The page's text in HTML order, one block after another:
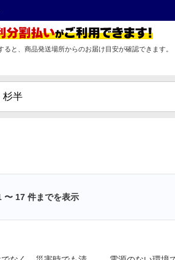
ると、商品発送場所からのお届け目安が確認できます。
〜 17 件までを表示